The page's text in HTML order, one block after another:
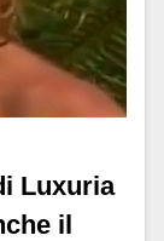
Luxuria
il